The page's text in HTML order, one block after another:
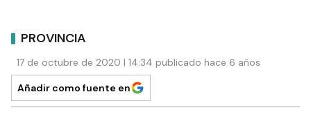
PROVINCIA
17 de octubre de 2020 | 14:34 publicado hace 6 años
Añadir como fuente en